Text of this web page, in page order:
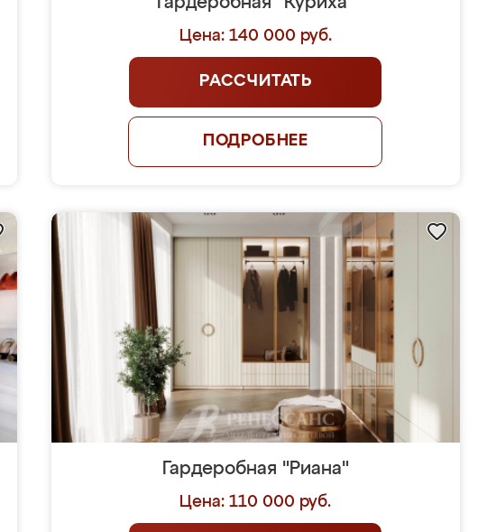
Цена: 140 000 руб.
РАССЧИТАТЬ
ПОДРОБНЕЕ
Гардеробная "Риана"
Цена: 110 000 руб.